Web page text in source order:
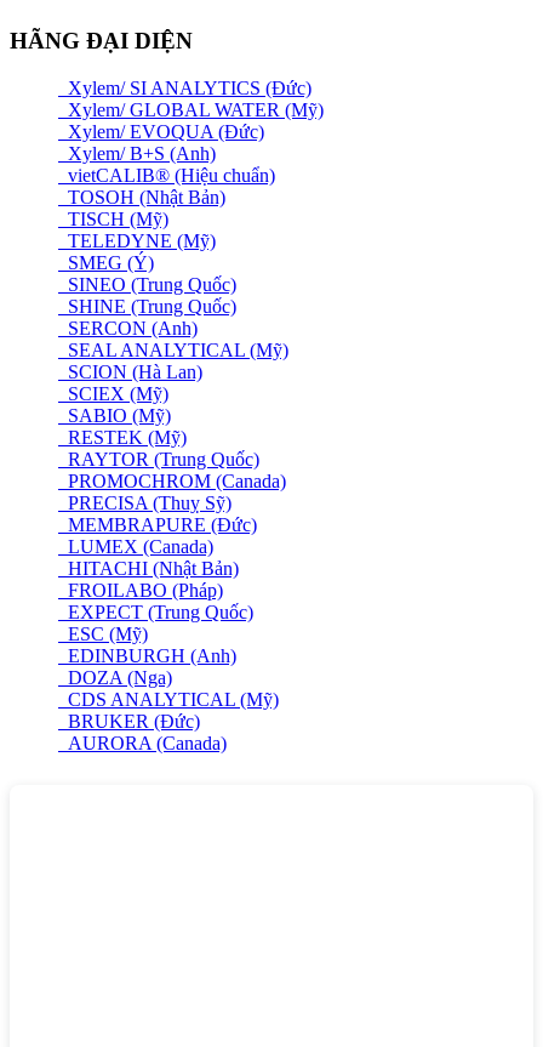
HÃNG ĐẠI DIỆN
Xylem/ SI ANALYTICS (Đức)
Xylem/ GLOBAL WATER (Mỹ)
Xylem/ EVOQUA (Đức)
Xylem/ B+S (Anh)
vietCALIB® (Hiệu chuẩn)
TOSOH (Nhật Bản)
TISCH (Mỹ)
TELEDYNE (Mỹ)
SMEG (Ý)
SINEO (Trung Quốc)
SHINE (Trung Quốc)
SERCON (Anh)
SEAL ANALYTICAL (Mỹ)
SCION (Hà Lan)
SCIEX (Mỹ)
SABIO (Mỹ)
RESTEK (Mỹ)
RAYTOR (Trung Quốc)
PROMOCHROM (Canada)
PRECISA (Thuỵ Sỹ)
MEMBRAPURE (Đức)
LUMEX (Canada)
HITACHI (Nhật Bản)
FROILABO (Pháp)
EXPECT (Trung Quốc)
ESC (Mỹ)
EDINBURGH (Anh)
DOZA (Nga)
CDS ANALYTICAL (Mỹ)
BRUKER (Đức)
AURORA (Canada)